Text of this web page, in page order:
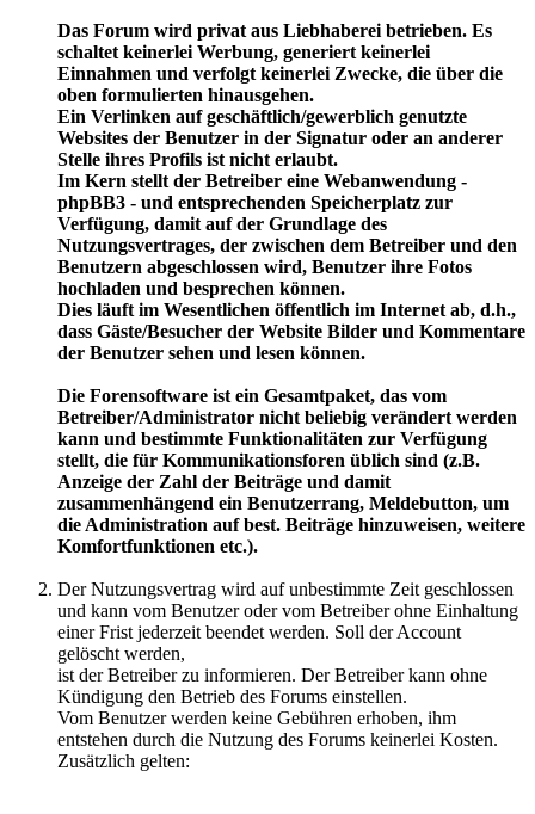
Das Forum wird privat aus Liebhaberei betrieben. Es
schaltet keinerlei Werbung, generiert keinerlei
Einnahmen und verfolgt keinerlei Zwecke, die über die
oben formulierten hinausgehen.
Ein Verlinken auf geschäftlich/gewerblich genutzte
Websites der Benutzer in der Signatur oder an anderer
Stelle ihres Profils ist nicht erlaubt.
Im Kern stellt der Betreiber eine Webanwendung -
phpBB3 - und entsprechenden Speicherplatz zur
Verfügung, damit auf der Grundlage des
Nutzungsvertrages, der zwischen dem Betreiber und den
Benutzern abgeschlossen wird, Benutzer ihre Fotos
hochladen und besprechen können.
Dies läuft im Wesentlichen öffentlich im Internet ab, d.h.,
dass Gäste/Besucher der Website Bilder und Kommentare
der Benutzer sehen und lesen können.
Die Forensoftware ist ein Gesamtpaket, das vom
Betreiber/Administrator nicht beliebig verändert werden
kann und bestimmte Funktionalitäten zur Verfügung
stellt, die für Kommunikationsforen üblich sind (z.B.
Anzeige der Zahl der Beiträge und damit
zusammenhängend ein Benutzerrang, Meldebutton, um
die Administration auf best. Beiträge hinzuweisen, weitere
Komfortfunktionen etc.).
Der Nutzungsvertrag wird auf unbestimmte Zeit geschlossen
und kann vom Benutzer oder vom Betreiber ohne Einhaltung
einer Frist jederzeit beendet werden. Soll der Account
gelöscht werden,
ist der Betreiber zu informieren. Der Betreiber kann ohne
Kündigung den Betrieb des Forums einstellen.
Vom Benutzer werden keine Gebühren erhoben, ihm
entstehen durch die Nutzung des Forums keinerlei Kosten.
Zusätzlich gelten: